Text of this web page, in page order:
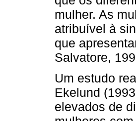
mulher. As
atribuível à
que
Salvatore,
Um estudo
Ekelund
elevados de